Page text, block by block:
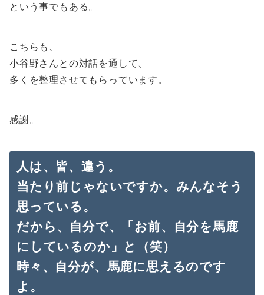
という事でもある。
こちらも、
小谷野さんとの対話を通して、
多くを整理させてもらっています。
感謝。
人は、皆、違う。
当たり前じゃないですか。みんなそう
思っている。
だから、自分で、「お前、自分を馬鹿
にしているのか」と（笑）
時々、自分が、馬鹿に思えるのです
よ。